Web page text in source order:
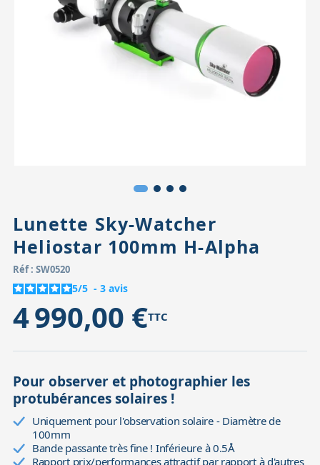
Accessoires pour montures
Pièces détachées
Lunette Sky-Watcher
Heliostar 100mm H-Alpha
Réf : SW0520
5/5 - 3 avis
4 990,00 €TTC
Pour observer et photographier les
protubérances solaires !
Uniquement pour l'observation solaire - Diamètre de
100mm
Bande passante très fine ! Inférieure à 0.5Å
Rapport prix/performances attractif par rapport à d'autres